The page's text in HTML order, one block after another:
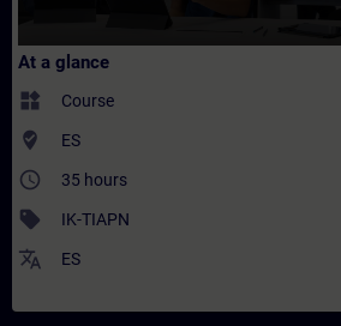
At a glance
widgets Course
where_to_vote ES
access_time 35 hours
sell IK-TIAPN
translate ES